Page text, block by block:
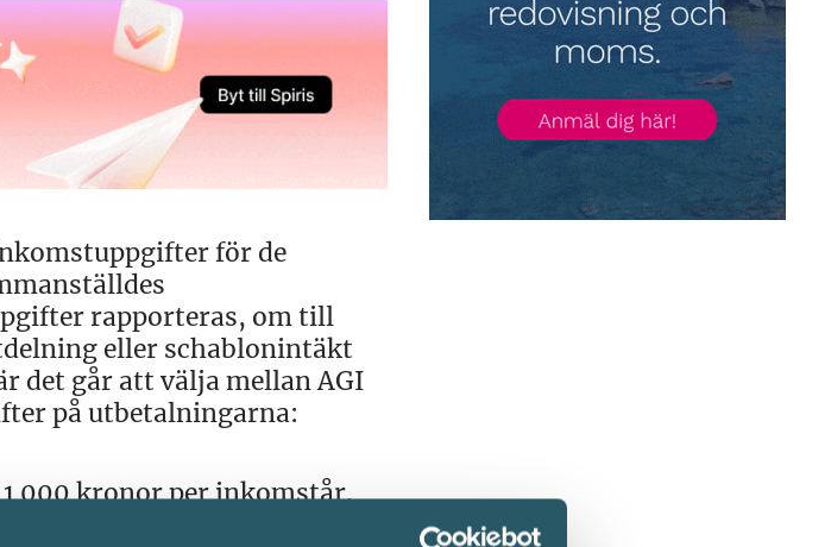
för de
rapporteras, om till
eller schablonintäkt
det går att välja mellan AGI
på utbetalningarna:
000 kronor per inkomstår.
till exempel